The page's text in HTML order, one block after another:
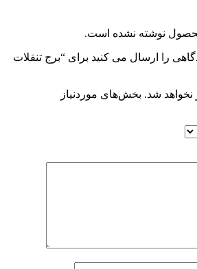
نوشته نشده است.
را ارسال می کنید برای “برج تنقلات
نخواهد شد. بخش‌های موردنیاز